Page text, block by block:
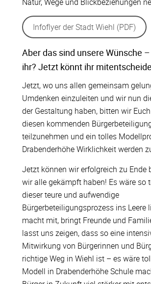
Infoflyer der Stadt Wiehl (PDF)
Aber das sind unsere Wünsche
ihr? Jetzt könnt ihr
Jetzt, wo uns allen gemeinsam
Umdenken einzuleiten und wir nun
der Gestaltung haben, bitten wir
diesen kommenden
teilzunehmen und ein tolles
Drabenderhöhe Wirklichkeit werden
Jetzt können wir erfolgreich zu Ende
wir alle gekämpft haben! Es wäre so
dieser teure und aufwendige
Bürgerbeteiligungsprozess ins Leere
macht mit, bringt Freunde und
lasst uns zeigen, dass so eine
Mitwirkung von Bürgerinnen und
richtige Weg in Wiehl ist – es wäre
Modell in Drabenderhöhe Schule